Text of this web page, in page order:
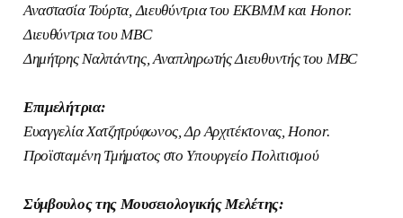
Αναστασία Τούρτα, Διευθύντρια του ΕΚΒΜΜ και Honor.
Διευθύντρια του MBC
Δημήτρης Ναλπάντης, Αναπληρωτής Διευθυντής του MBC
Επιμελήτρια:
Ευαγγελία Χατζητρύφωνος, Δρ Αρχιτέκτονας, Honor.
Προϊσταμένη Τμήματος στο Υπουργείο Πολιτισμού
Σύμβουλος της Μουσειολογικής Μελέτης: